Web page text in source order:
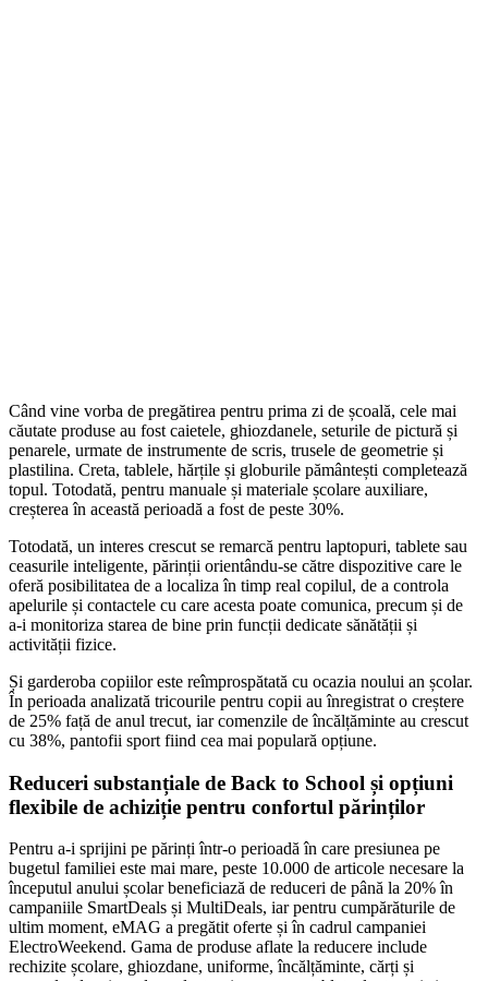
Când vine vorba de pregătirea pentru prima zi de școală, cele mai
căutate produse au fost caietele, ghiozdanele, seturile de pictură și
penarele, urmate de instrumente de scris, trusele de geometrie și
plastilina. Creta, tablele, hărțile și globurile pământești completează
topul. Totodată, pentru manuale și materiale școlare auxiliare,
creșterea în această perioadă a fost de peste 30%.
Totodată, un interes crescut se remarcă pentru laptopuri, tablete sau
ceasurile inteligente, părinții orientându-se către dispozitive care le
oferă posibilitatea de a localiza în timp real copilul, de a controla
apelurile și contactele cu care acesta poate comunica, precum și de
a-i monitoriza starea de bine prin funcții dedicate sănătății și
activității fizice.
Și garderoba copiilor este reîmprospătată cu ocazia noului an școlar.
În perioada analizată tricourile pentru copii au înregistrat o creștere
de 25% față de anul trecut, iar comenzile de încălțăminte au crescut
cu 38%, pantofii sport fiind cea mai populară opțiune.
Reduceri substanțiale de Back to School și opțiuni
flexibile de achiziție pentru confortul părinților
Pentru a-i sprijini pe părinți într-o perioadă în care presiunea pe
bugetul familiei este mai mare, peste 10.000 de articole necesare la
începutul anului școlar beneficiază de reduceri de până la 20% în
campaniile SmartDeals și MultiDeals, iar pentru cumpărăturile de
ultim moment, eMAG a pregătit oferte și în cadrul campaniei
ElectroWeekend. Gama de produse aflate la reducere include
rechizite școlare, ghiozdane, uniforme, încălțăminte, cărți și